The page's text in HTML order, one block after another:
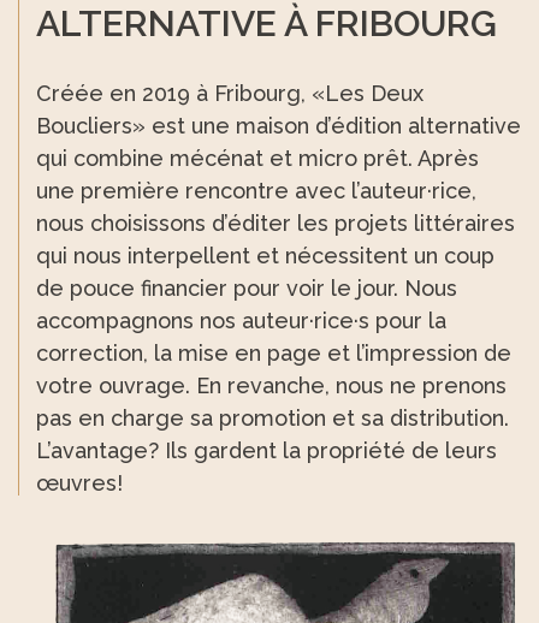
ALTERNATIVE À FRIBOURG
Créée en 2019 à Fribourg, «Les Deux
Boucliers» est une maison d’édition alternative
qui combine mécénat et micro prêt. Après
une première rencontre avec l’auteur·rice,
nous choisissons d’éditer les projets littéraires
qui nous interpellent et nécessitent un coup
de pouce financier pour voir le jour. Nous
accompagnons nos auteur·rice·s pour la
correction, la mise en page et l’impression de
votre ouvrage. En revanche, nous ne prenons
pas en charge sa promotion et sa distribution.
L’avantage? Ils gardent la propriété de leurs
œuvres!